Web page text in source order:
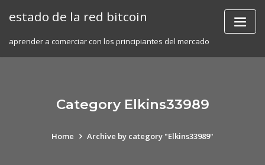
estado de la red bitcoin
aprender a comerciar con los principiantes del mercado
Category Elkins33989
Home Archive by category "Elkins33989"